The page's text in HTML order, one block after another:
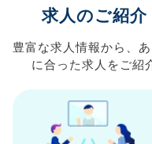
求人のご紹介
豊富な求人情報から、
に合った求人を ご紹